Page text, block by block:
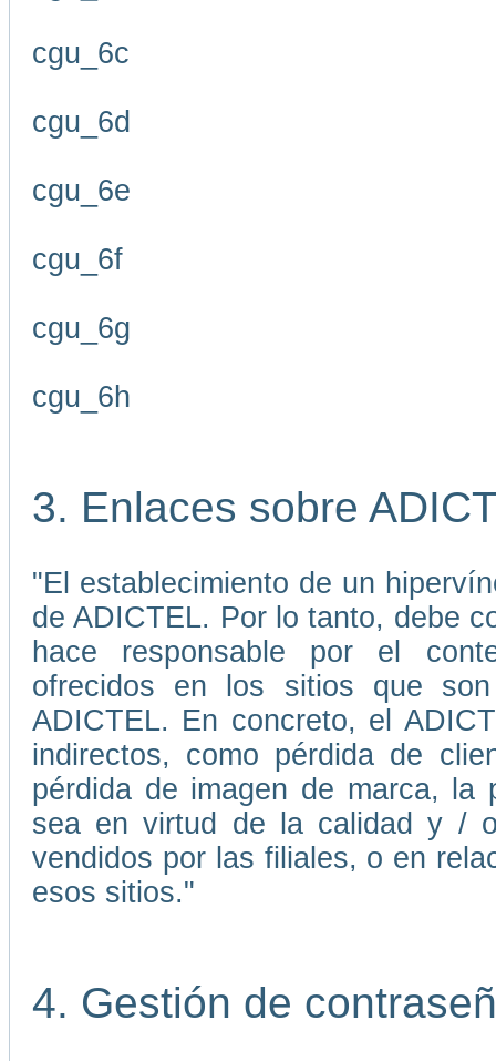
cgu_6c
cgu_6d
cgu_6e
cgu_6f
cgu_6g
cgu_6h
3. Enlaces sobre
"El establecimiento de un
de ADICTEL. Por lo tanto, debe
hace responsable por el
ofrecidos en los sitios que
ADICTEL. En concreto, el
indirectos, como pérdida de
pérdida de imagen de marca, la
sea en virtud de la calidad y /
vendidos por las filiales, o en
esos sitios."
4. Gestión de